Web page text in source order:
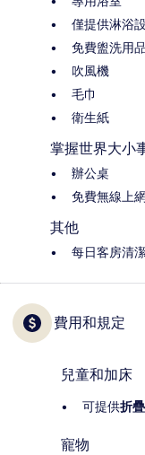
僅提供淋浴
免費盥洗用品
吹風機
毛巾
衛生紙
掌握世界大小
辦公桌
免費無線上
其他
每日客房清
費用和規定
兒童和加床
可提供折
寵物